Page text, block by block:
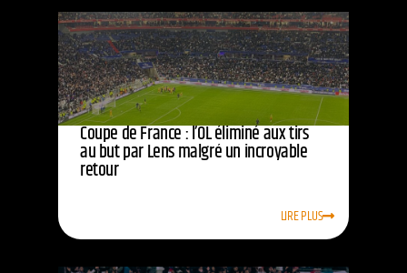
Coupe de France : l’OL éliminé aux tirs
au but par Lens malgré un incroyable
retour
LIRE PLUS